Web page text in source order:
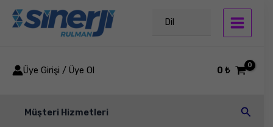
İçeriğe
atla
Dil
Üye Girişi / Üye Ol 0₺
Müşteri Hizmetleri Arama